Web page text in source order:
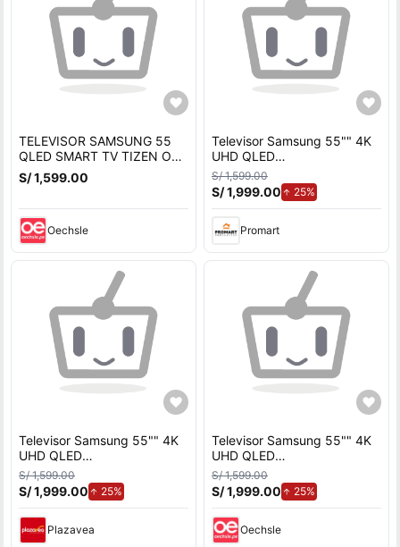
TELEVISOR SAMSUNG 55
QLED SMART TV TIZEN OS
4K UHD 2025 -
QN55Q7FAAGXPE
S/ 1,599.00
Oechsle
Televisor Samsung 55"" 4K
UHD QLED
QN55Q7FAAGXPE 2025
S/ 1,599.00
S/ 1,999.00 25%de aumento.
Promart
Televisor Samsung 55"" 4K
UHD QLED
QN55Q7FAAGXPE 2025
S/ 1,599.00
S/ 1,999.00 25%
Plazavea
Televisor Samsung 55"" 4K
UHD QLED
QN55Q7FAAGXPE 2025
S/ 1,599.00
S/ 1,999.00 25%de aumento.
Oechsle